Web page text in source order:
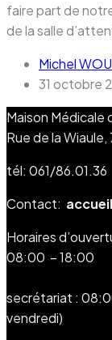
faire part de
de la salle
Michel
31 octobre
Maison Médicale
Rue de la
tél: 061/86.01.36
Contact:
Horaires
08:00 – 18:00
secrétariat :
vendredi)